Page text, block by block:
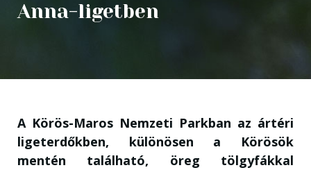
Anna-ligetben
A Körös-Maros Nemzeti Parkban az ártéri
ligeterdőkben, különösen a Körösök
mentén található, öreg tölgyfákkal